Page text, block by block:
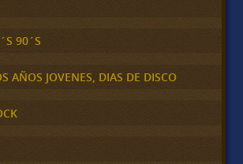
90´S
AÑOS JOVENES, DIAS DE DISCO